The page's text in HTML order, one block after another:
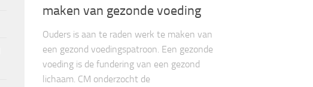
maken van gezonde voeding
Ouders is aan te raden werk te maken van
een gezond voedingspatroon. Een gezonde
voeding is de fundering van een gezond
lichaam. CM onderzocht de